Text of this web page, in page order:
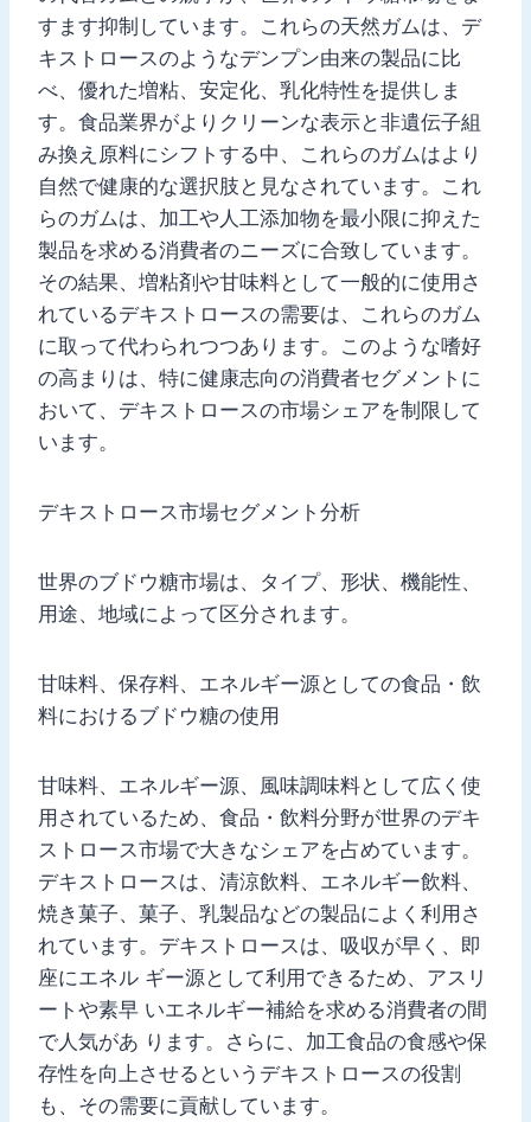
すます抑制しています。これらの天然ガムは、デ
キストロースのようなデンプン由来の製品に比
べ、優れた増粘、安定化、乳化特性を提供しま
す。食品業界がよりクリーンな表示と非遺伝子組
み換え原料にシフトする中、これらのガムはより
自然で健康的な選択肢と見なされています。これ
らのガムは、加工や人工添加物を最小限に抑えた
製品を求める消費者のニーズに合致しています。
その結果、増粘剤や甘味料として一般的に使用さ
れているデキストロースの需要は、これらのガム
に取って代わられつつあります。このような嗜好
の高まりは、特に健康志向の消費者セグメントに
おいて、デキストロースの市場シェアを制限して
います。
デキストロース市場セグメント分析
世界のブドウ糖市場は、タイプ、形状、機能性、
用途、地域によって区分されます。
甘味料、保存料、エネルギー源としての食品・飲
料におけるブドウ糖の使用
甘味料、エネルギー源、風味調味料として広く使
用されているため、食品・飲料分野が世界のデキ
ストロース市場で大きなシェアを占めています。
デキストロースは、清涼飲料、エネルギー飲料、
焼き菓子、菓子、乳製品などの製品によく利用さ
れています。デキストロースは、吸収が早く、即
座にエネル ギー源として利用できるため、アスリ
ートや素早 いエネルギー補給を求める消費者の間
で人気があ ります。さらに、加工食品の食感や保
存性を向上させるというデキストロースの役割
も、その需要に貢献しています。